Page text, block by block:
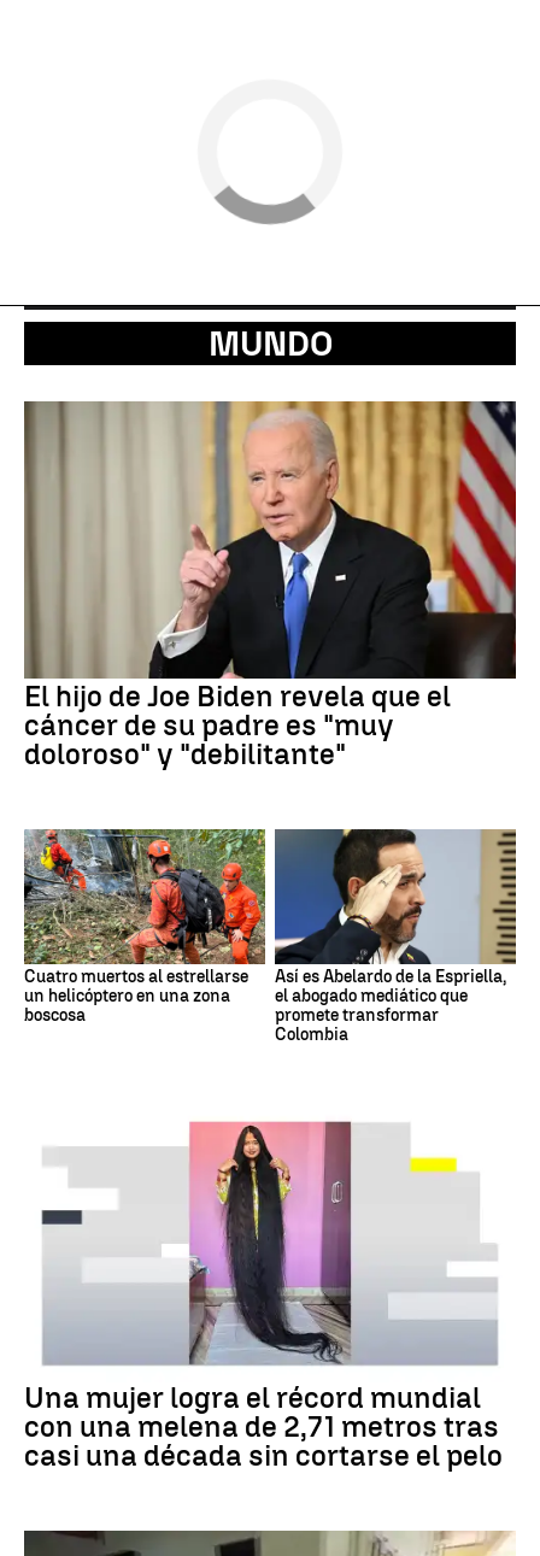
MUNDO
El hijo de Joe Biden revela que el
cáncer de su padre es "muy
doloroso" y "debilitante"
Cuatro muertos al estrellarse
un helicóptero en una zona
boscosa
Así es Abelardo de la Espriella,
el abogado mediático que
promete transformar
Colombia
RÉCORD GUINNESS
Una mujer logra el récord mundial
con una melena de 2,71 metros tras
casi una década sin cortarse el pelo